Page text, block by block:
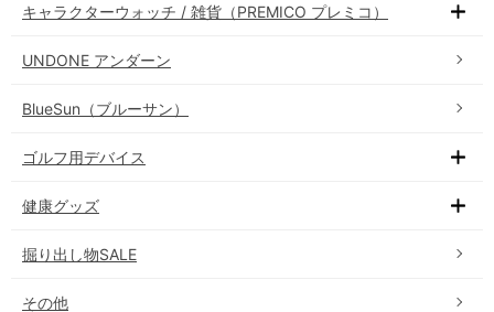
キャラクターウォッチ / 雑貨（PREMICO プレミコ）
UNDONE アンダーン
BlueSun（ブルーサン）
ゴルフ用デバイス
健康グッズ
掘り出し物SALE
その他